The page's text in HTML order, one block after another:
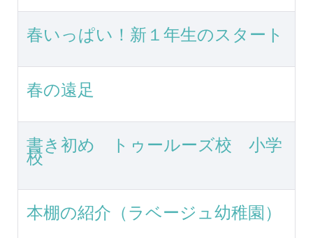
春いっぱい！新１年生のスタート
春の遠足
書き初め トゥールーズ校 小学
校
本棚の紹介（ラベージュ幼稚園）